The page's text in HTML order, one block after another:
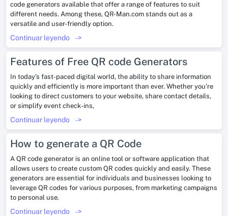
code generators available that offer a range of features to suit
different needs. Among these, QR-Man.com stands out as a
versatile and user-friendly option.
Continuar leyendo ->
Features of Free QR code Generators
In today’s fast-paced digital world, the ability to share information
quickly and efficiently is more important than ever. Whether you’re
looking to direct customers to your website, share contact details,
or simplify event check-ins,
Continuar leyendo ->
How to generate a QR Code
A QR code generator is an online tool or software application that
allows users to create custom QR codes quickly and easily. These
generators are essential for individuals and businesses looking to
leverage QR codes for various purposes, from marketing campaigns
to personal use.
Continuar leyendo ->